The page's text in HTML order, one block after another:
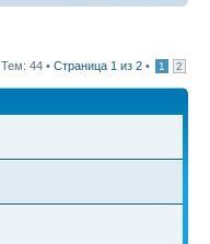
Тем: 44 • Страница 1 из 2 • 1 2